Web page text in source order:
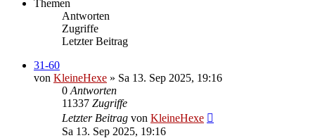
Themen
Antworten
Zugriffe
Letzter Beitrag
31-60
von KleineHexe » Sa 13. Sep 2025, 19:16
0 Antworten
11337 Zugriffe
Letzter Beitrag von KleineHexe
Sa 13. Sep 2025, 19:16